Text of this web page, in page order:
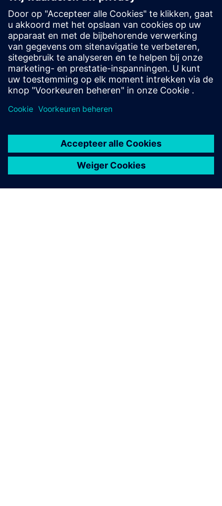
Bewaak verlichtingscircuits, batterijen en armaturen in
realtime, met unieke apparaat-ID's die de volledige
levenscyclus volgen en onderhoudsbeheer
ondersteunen.